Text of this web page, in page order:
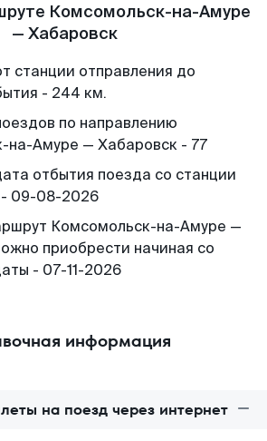
Комсомольск-на-Амуре
— Хабаровск
станции отправления до
- 244 км.
по направлению
на-Амуре — Хабаровск - 77
отбытия поезда со станции
- 09-08-2026
Комсомольск-на-Амуре —
приобрести начиная со
- 07-11-2026
информация
на поезд через интернет